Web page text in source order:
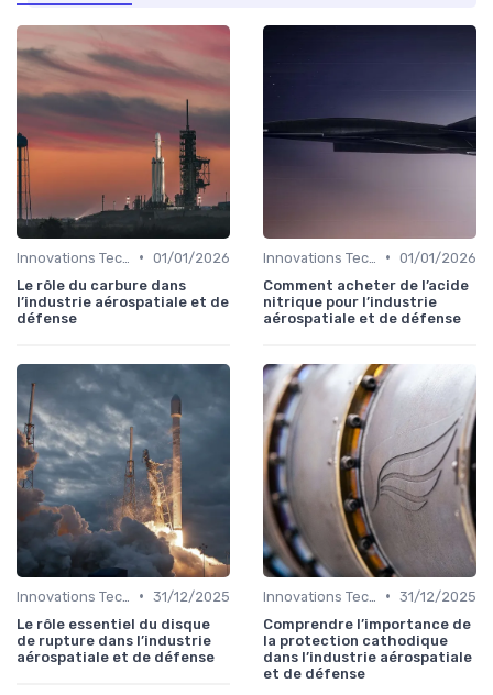
• 01/01/2026
Le rôle du carbure dans
l’industrie aérospatiale et de
défense
• 01/01/2026
Comment acheter de l’acide
nitrique pour l’industrie
aérospatiale et de défense
• 31/12/2025
Le rôle essentiel du disque
de rupture dans l’industrie
aérospatiale et de défense
• 31/12/2025
Comprendre l’importance de
la protection cathodique
dans l’industrie aérospatiale
et de défense